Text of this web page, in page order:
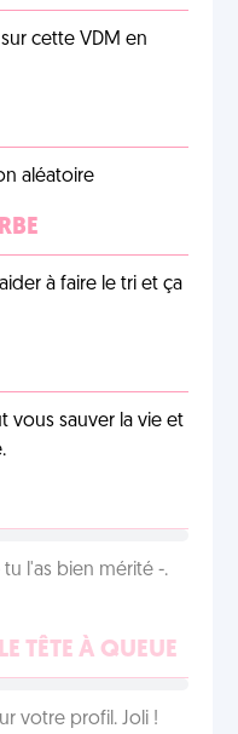
cette VDM en
aléatoire
à faire le tri et ça
vous sauver la vie et
l'as bien mérité -.
TÊTE À QUEUE
votre profil. Joli !